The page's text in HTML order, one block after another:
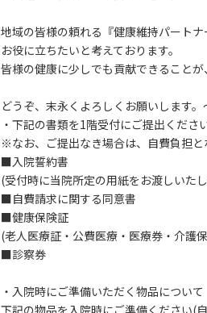
地域の皆様の頼れる『健康維持パートナ
お役に立ちたいと考えております。
皆様の健康に少しでも貢献できることが
どうぞ、末永くよろしくお願いします
・下記の書類を1階受付にご提出ください
※なお、ご提出なき場合は、自費負担と
■入院誓約書
(受付時に当院所定の用紙をお渡しいた
■自費請求に関する同意書
■健康保険証
(老人医療証・公費医療・医療券・介護
■診察券
・入院時にご準備いただく物品について
下記の物品を入院時にご準備ください(自